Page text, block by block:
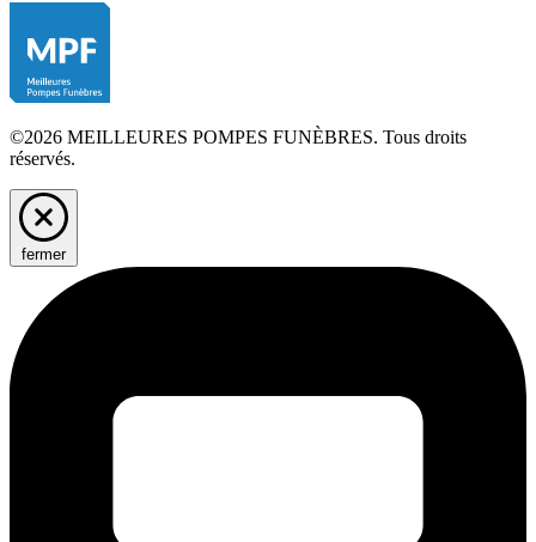
©2026 MEILLEURES POMPES FUNÈBRES. Tous droits
réservés.
fermer